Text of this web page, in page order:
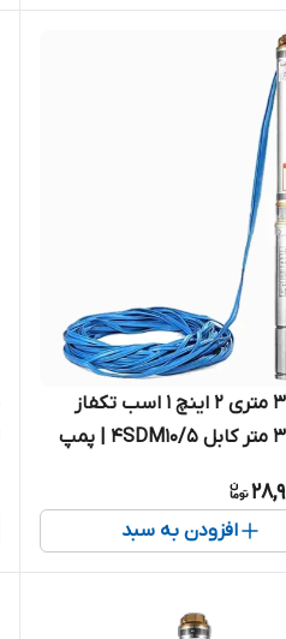
شناور ۳۱ متری ۲ اینچ ۱ اسب تکفاز
برونل ۳۰ متر کابل 4SDM10/5 | پمپ
( ۳۰ متر )
افزودن به سبد